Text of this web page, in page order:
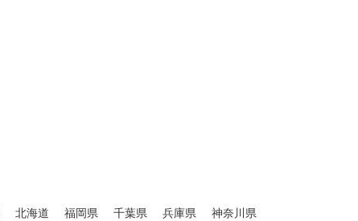
北海道 福岡県 千葉県 兵庫県 神奈川県